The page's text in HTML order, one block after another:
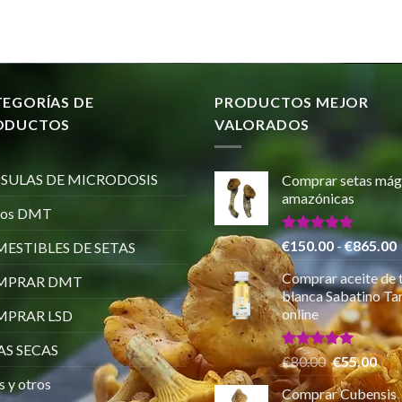
DE
DE MICRODOSIS
DMT
DE SETAS
DMT
LSD
SECAS
y otros
PRODUCTOS MEJOR
VALORADOS
Comprar setas
amazónicas
Valorado
con5.00
de 5
€150.00 -€865.00
Comprar aceite de
blanca Sabatino
online
Valorado
con5.00
de 5
€80.00 El
precio
original
€55.00El
Comprar Cubensis